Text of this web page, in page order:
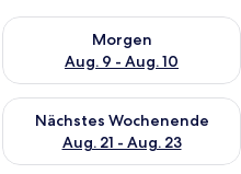
Nacht, Aug. 8 - Aug. 9.
Morgen
Aug. 9 - Aug. 10
Überprüfe die Verfügbarkeit
Wochenende, Aug. 14
Nächstes Wochenende
Aug. 21 - Aug. 23
Überprüfe die Verfügbarkeit